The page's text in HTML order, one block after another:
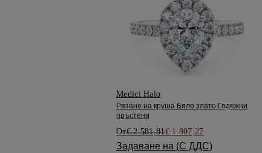
Medici Halo
Рязане на круша Бяло злато Годежни
пръстени
От€ 2.581,81€ 1.807,27
Задаване на (С ДДС)